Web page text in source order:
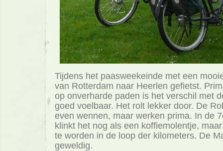
Tijdens het paasweekeinde met een
van Rotterdam naar Heerlen gefietst.
op onverharde paden is het verschil met
goed voelbaar. Het rolt lekker door. De
even wennen, maar werken prima. In de
klinkt het nog als een koffiemolentje,
te worden in de loop der kilometers. De
geweldig.